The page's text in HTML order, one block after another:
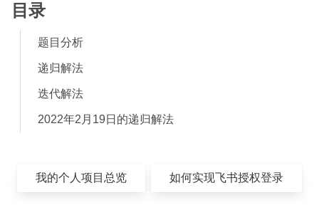
目录
题目分析
递归解法
迭代解法
2022年2月19日的递归解法
我的个人项目总览 如何实现飞书授权登录